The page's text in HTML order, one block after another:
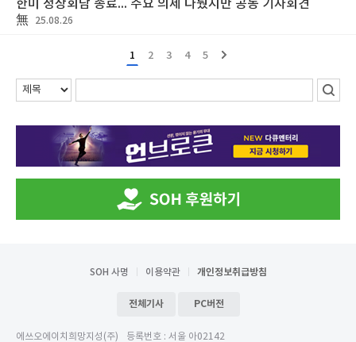
한미 정상회담 종료... 주요 의제 다뤘지만 공동 기자회견
無
25.08.26
1 2 3 4 5
SOH 사명 이용약관 개인정보취급방침
전체기사 PC버전
에쓰오에이치희망지성(주) 등록번호 : 서울 아02142